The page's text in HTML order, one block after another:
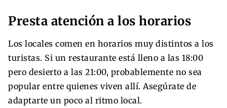
Presta atención a los horarios
Los locales comen en horarios muy distintos a los
turistas. Si un restaurante está lleno a las 18:00
pero desierto a las 21:00, probablemente no sea
popular entre quienes viven allí. Asegúrate de
adaptarte un poco al ritmo local.